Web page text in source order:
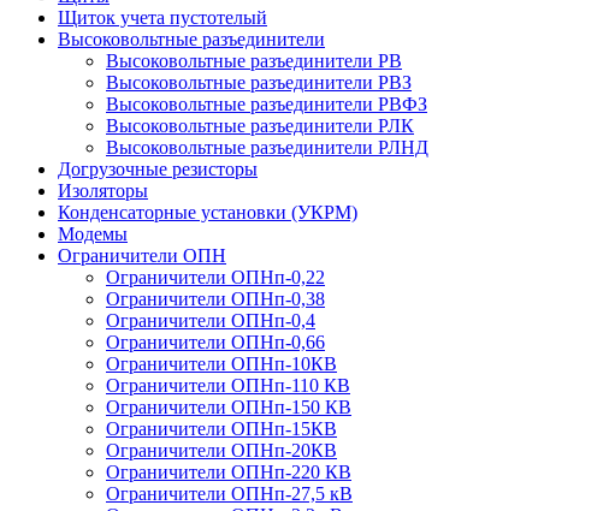
Щиток учета пустотелый
Высоковольтные разъединители
Высоковольтные разъединители РВ
Высоковольтные разъединители РВЗ
Высоковольтные разъединители РВФЗ
Высоковольтные разъединители РЛК
Высоковольтные разъединители РЛНД
Догрузочные резисторы
Изоляторы
Конденсаторные установки (УКРМ)
Модемы
Ограничители ОПН
Ограничители ОПНп-0,22
Ограничители ОПНп-0,38
Ограничители ОПНп-0,4
Ограничители ОПНп-0,66
Ограничители ОПНп-10КВ
Ограничители ОПНп-110 КВ
Ограничители ОПНп-150 КВ
Ограничители ОПНп-15КВ
Ограничители ОПНп-20КВ
Ограничители ОПНп-220 КВ
Ограничители ОПНп-27,5 кВ